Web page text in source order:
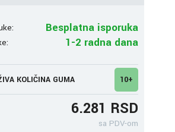
Besplatna isporuka
1-2 radna dana
KOLIČINA GUMA 10+
6.281 RSD
sa PDV-om